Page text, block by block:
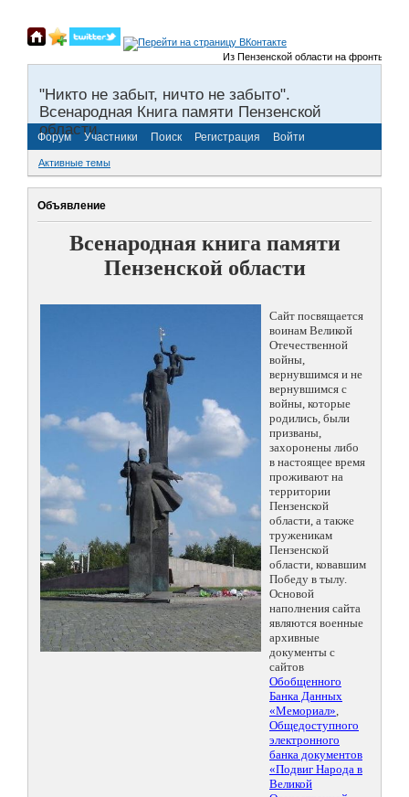
Из Пензенской области на фронты
"Никто не забыт, ничто не забыто".
Всенародная Книга памяти Пензенской
области.
Форум Участники Поиск Регистрация Войти
Активные темы
Объявление
Всенародная книга памяти
Пензенской области
Сайт посвящается
воинам Великой
Отечественной
войны,
вернувшимся и не
вернувшимся с
войны, которые
родились, были
призваны,
захоронены либо
в настоящее время
проживают на
территории
Пензенской
области, а также
труженикам
Пензенской
области, ковавшим
Победу в тылу.
Основой
наполнения сайта
являются военные
архивные
документы с
сайтов
Обобщенного
Банка Данных
«Мемориал»,
Общедоступного
электронного
банка документов
«Подвиг Народа в
Великой